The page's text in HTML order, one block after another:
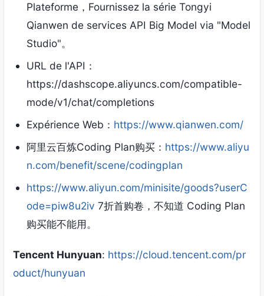
Plateforme，Fournissez la série Tongyi
Qianwen de services API Big Model via "Model
Studio"。
URL de l'API：
https://dashscope.aliyuncs.com/compatible-
mode/v1/chat/completions
Expérience Web： https://www.qianwen.com/
阿里云百炼Coding Plan购买 ： https://www.aliyu
n.com/benefit/scene/codingplan
https://www.aliyun.com/minisite/goods?userC
ode=piw8u2iv 7折首购卷 ，不知道 Coding Plan
购买能不能用。
Tencent Hunyuan: https://cloud.tencent.com/pr
oduct/hunyuan